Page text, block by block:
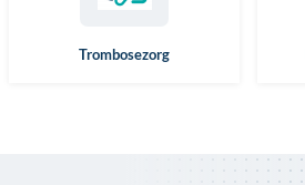
Trombosezorg